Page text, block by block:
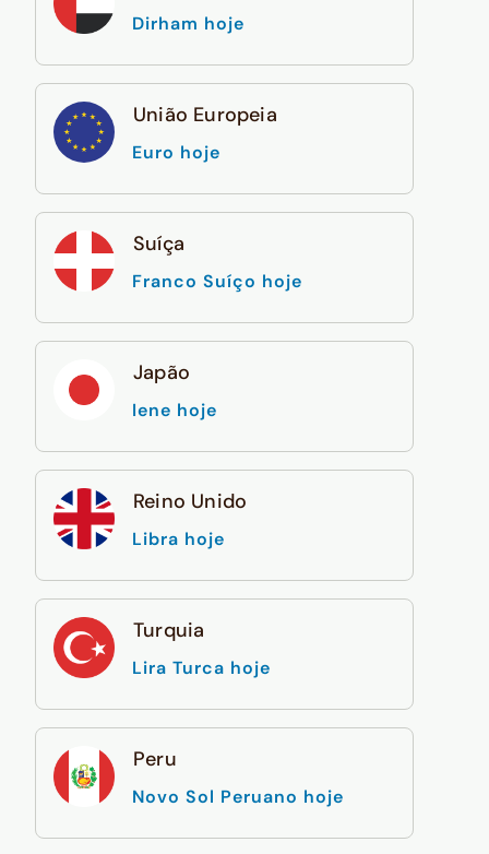
Dirham hoje
União Europeia
Euro hoje
Suíça
Franco Suíço hoje
Japão
Iene hoje
Reino Unido
Libra hoje
Turquia
Lira Turca hoje
Peru
Novo Sol Peruano hoje